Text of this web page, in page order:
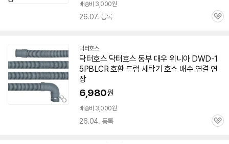
배송비 3,000원
26.07. 등록
관
닥터호스네
이
버
닥터호스 닥터호스 동부 대우 위니아 DWD-1
5PBLCR호환 드럼 세탁기 호스 배수 연결 연
장
6,980원
배송비 3,000원
26.04. 등록
관